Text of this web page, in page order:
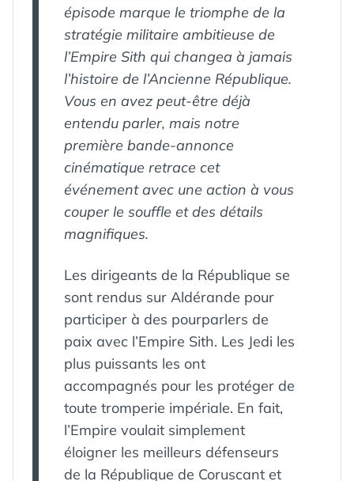
épisode marque le triomphe de la
stratégie militaire ambitieuse de
l’Empire Sith qui changea à jamais
l’histoire de l’Ancienne République.
Vous en avez peut-être déjà
entendu parler, mais notre
première bande-annonce
cinématique retrace cet
événement avec une action à vous
couper le souffle et des détails
magnifiques.
Les dirigeants de la République se
sont rendus sur Aldérande pour
participer à des pourparlers de
paix avec l’Empire Sith. Les Jedi les
plus puissants les ont
accompagnés pour les protéger de
toute tromperie impériale. En fait,
l’Empire voulait simplement
éloigner les meilleurs défenseurs
de la République de Coruscant et